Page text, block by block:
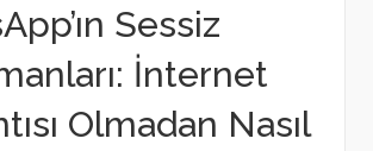
Sessiz
İnternet
Olmadan Nasıl